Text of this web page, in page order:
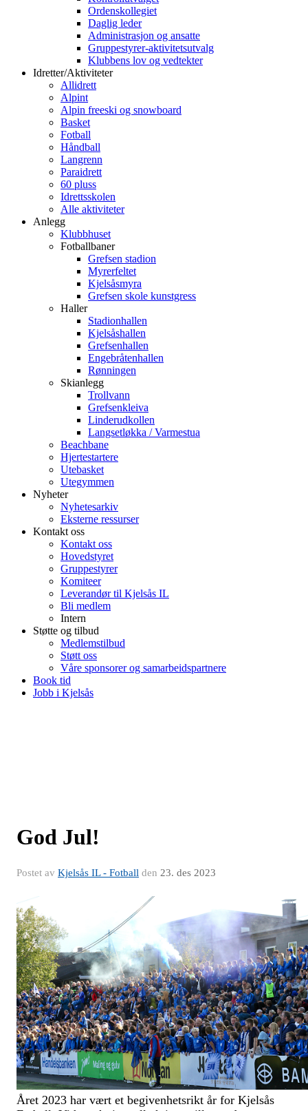
Ordenskollegiet
Daglig leder
Administrasjon og ansatte
Gruppestyrer-aktivitetsutvalg
Klubbens lov og vedtekter
Idretter/Aktiviteter
Allidrett
Alpint
Alpin freeski og snowboard
Basket
Fotball
Håndball
Langrenn
Paraidrett
60 pluss
Idrettsskolen
Alle aktiviteter
Anlegg
Klubbhuset
Fotballbaner
Grefsen stadion
Myrerfeltet
Kjelsåsmyra
Grefsen skole kunstgress
Haller
Stadionhallen
Kjelsåshallen
Grefsenhallen
Engebråtenhallen
Rønningen
Skianlegg
Trollvann
Grefsenkleiva
Linderudkollen
Langsetløkka / Varmestua
Beachbane
Hjertestartere
Utebasket
Utegymmen
Nyheter
Nyhetesarkiv
Eksterne ressurser
Kontakt oss
Kontakt oss
Hovedstyret
Gruppestyrer
Komiteer
Leverandør til Kjelsås IL
Bli medlem
Intern
Støtte og tilbud
Medlemstilbud
Støtt oss
Våre sponsorer og samarbeidspartnere
Book tid
Jobb i Kjelsås
God Jul!
Postet av Kjelsås IL - Fotball den 23. des 2023
Året 2023 har vært et begivenhetsrikt år for Kjelsås